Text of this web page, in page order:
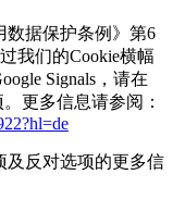
数据保护条例》第6
我们的Cookie横幅
Signals，请在
更多信息请参阅：
及反对选项的更多信